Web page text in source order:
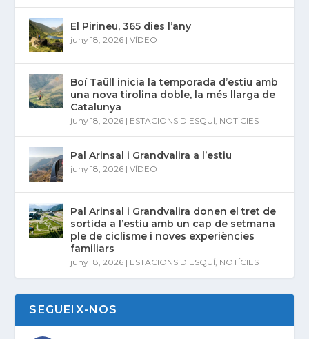
El Pirineu, 365 dies l’any
juny 18, 2026 |VÍDEO
Boí Taüll inicia la temporada d’estiu amb
una nova tirolina doble, la més llarga de
Catalunya
juny 18, 2026 | ESTACIONS D'ESQUÍ NOTÍCIES
Pal Arinsal i Grandvalira a l’estiu
juny 18, 2026 |VÍDEO
Pal Arinsal i Grandvalira donen el tret de
sortida a l’estiu amb un cap de setmana
ple de ciclisme i noves experiències
familiars
juny 18, 2026 | ESTACIONS D'ESQUÍ NOTÍCIES
SEGUEIX-NOS